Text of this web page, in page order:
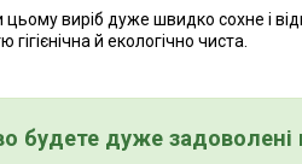
цьому виріб дуже швидко сохне і
гігієнічна й екологічно чиста.
будете дуже задоволені